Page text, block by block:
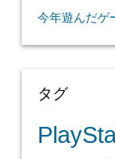
今年遊んだゲ
タグ